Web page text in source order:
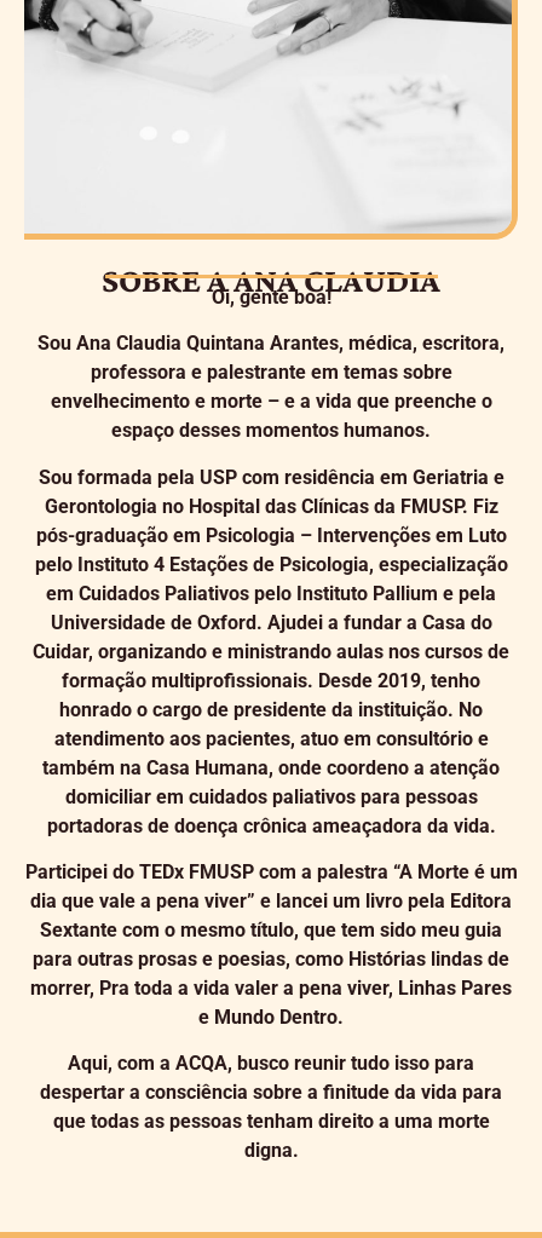
SOBRE A ANA CLAUDIA
Oi, gente boa!
Sou Ana Claudia Quintana Arantes, médica, escritora,
professora e palestrante em temas sobre
envelhecimento e morte – e a vida que preenche o
espaço desses momentos humanos.
Sou formada pela USP com residência em Geriatria e
Gerontologia no Hospital das Clínicas da FMUSP. Fiz
pós-graduação em Psicologia – Intervenções em Luto
pelo Instituto 4 Estações de Psicologia, especialização
em Cuidados Paliativos pelo Instituto Pallium e pela
Universidade de Oxford. Ajudei a fundar a Casa do
Cuidar, organizando e ministrando aulas nos cursos de
formação multiprofissionais. Desde 2019, tenho
honrado o cargo de presidente da instituição. No
atendimento aos pacientes, atuo em consultório e
também na Casa Humana, onde coordeno a atenção
domiciliar em cuidados paliativos para pessoas
portadoras de doença crônica ameaçadora da vida.
Participei do TEDx FMUSP com a palestra “A Morte é um
dia que vale a pena viver” e lancei um livro pela Editora
Sextante com o mesmo título, que tem sido meu guia
para outras prosas e poesias, como Histórias lindas de
morrer, Pra toda a vida valer a pena viver, Linhas Pares
e Mundo Dentro.
Aqui, com a ACQA, busco reunir tudo isso para
despertar a consciência sobre a finitude da vida para
que todas as pessoas tenham direito a uma morte
digna.